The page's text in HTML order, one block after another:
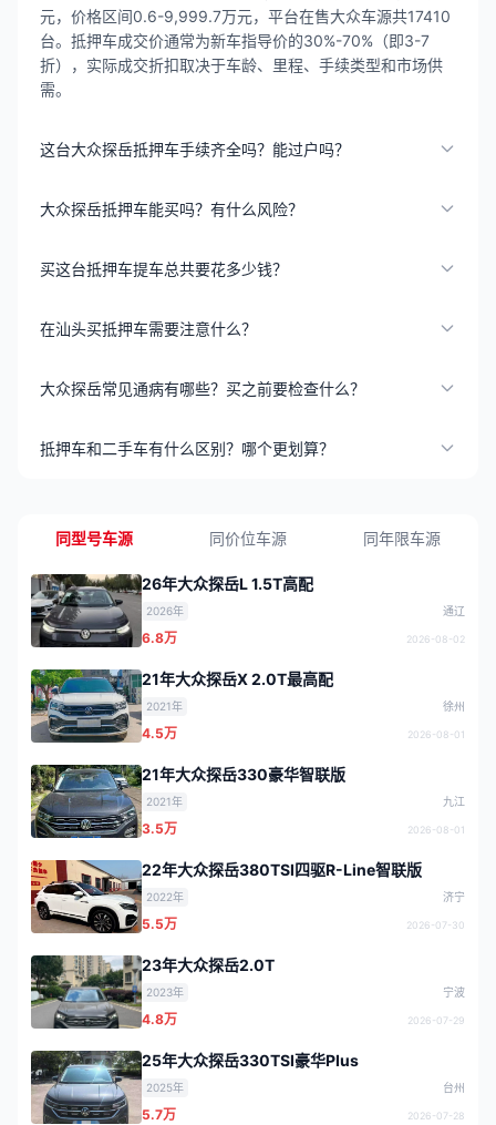
元，价格区间0.6-9,999.7万元，平台在售大众车源共17410
台。抵押车成交价通常为新车指导价的30%-70%（即3-7
折），实际成交折扣取决于车龄、里程、手续类型和市场供
需。
这台大众探岳抵押车手续齐全吗？能过户吗？
大众探岳抵押车能买吗？有什么风险？
买这台抵押车提车总共要花多少钱？
在汕头买抵押车需要注意什么？
大众探岳常见通病有哪些？买之前要检查什么？
抵押车和二手车有什么区别？哪个更划算？
同型号车源 同价位车源 同年限车源
26年大众探岳L 1.5T高配
2026年 通辽
6.8万 2026-08-02
21年大众探岳X 2.0T最高配
2021年 徐州
4.5万 2026-08-01
21年大众探岳330豪华智联版
2021年 九江
3.5万 2026-08-01
22年大众探岳380TSI四驱R-Line智联版
2022年 济宁
5.5万 2026-07-30
23年大众探岳2.0T
2023年 宁波
4.8万 2026-07-29
25年大众探岳330TSI豪华PIus
2025年 台州
5.7万 2026-07-28